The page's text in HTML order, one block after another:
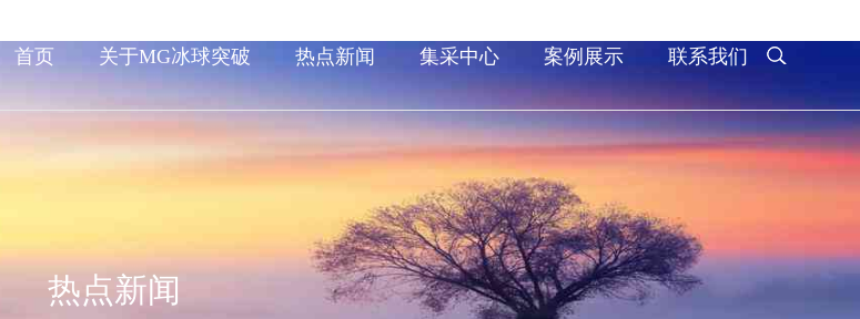
首页 关于MG冰球突破 热点新闻 集采中心 案例展示 联系我们
热点新闻